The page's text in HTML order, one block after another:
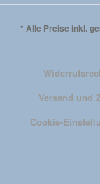
* Alle Preise inkl.
Versand und
Cookie-